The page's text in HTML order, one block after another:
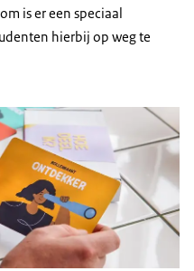
is er een speciaal
hierbij op weg te